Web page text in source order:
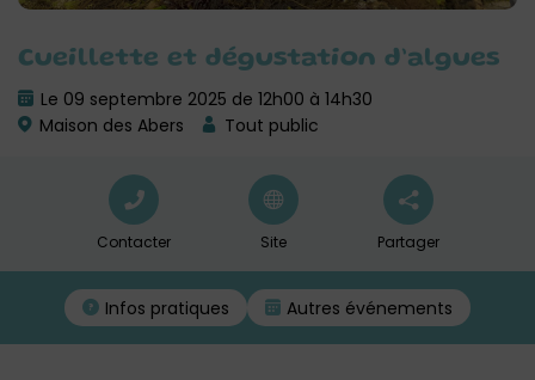
Cueillette et dégustation d’algues
Le 09 septembre 2025 de 12h00 à 14h30
Maison des Abers
Tout public
Contacter Site Partager
Infos pratiques Autres événements